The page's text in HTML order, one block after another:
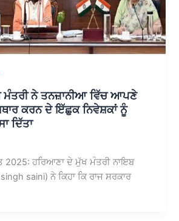
ਮੰਤਰੀ ਨੇ ਤਨਜ਼ਾਨੀਆ ਵਿੱਚ ਆਪਣੇ
ਕਰਨ ਦੇ ਇੱਛੁਕ ਨਿਵੇਸ਼ਕਾਂ ਨੂੰ
ਦਿੱਤਾ
ਹਰਿਆਣਾ ਦੇ ਮੁੱਖ ਮੰਤਰੀ ਨਾਇਬ
saini) ਨੇ ਕਿਹਾ ਕਿ ਰਾਜ ਸਰਕਾਰ